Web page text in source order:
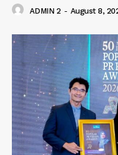
ADMIN 2 - August 8,